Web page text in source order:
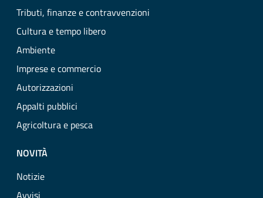
Tributi, finanze e contravvenzioni
Cultura e tempo libero
Ambiente
Imprese e commercio
Autorizzazioni
Appalti pubblici
Agricoltura e pesca
NOVITÀ
Notizie